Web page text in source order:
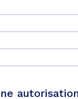
autorisation